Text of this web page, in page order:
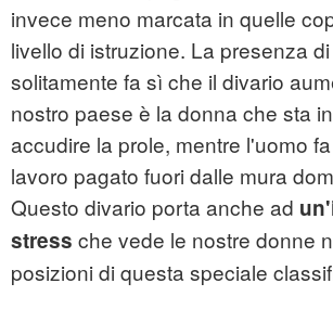
invece meno marcata in quelle
livello di istruzione. La presenza
solitamente fa sì che il divario
nostro paese è la donna che sta
accudire la prole, mentre l'uomo
lavoro pagato fuori dalle mura
Questo divario porta anche ad
stress che vede le nostre donne
posizioni di questa speciale